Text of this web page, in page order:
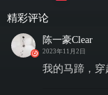
I think that
还不
精彩评论
陈一豪Clear
2023年11月2日
我的马蹄，